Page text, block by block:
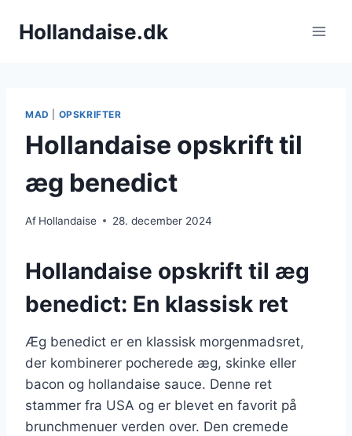
Hollandaise.dk
MAD OPSKRIFTER
Hollandaise opskrift til
æg benedict
Af Hollandaise 28. december 2024
Hollandaise opskrift til æg
benedict: En klassisk ret
Æg benedict er en klassisk morgenmadsret,
der kombinerer pocherede æg, skinke eller
bacon og hollandaise sauce. Denne ret
stammer fra USA og er blevet en favorit på
brunchmenuer verden over. Den cremede